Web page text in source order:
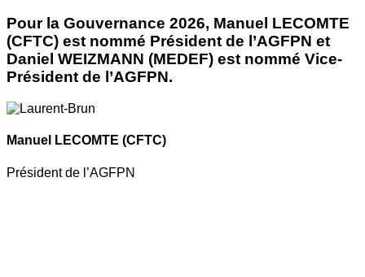
Pour la Gouvernance 2026, Manuel LECOMTE
(CFTC) est nommé Président de l’AGFPN et
Daniel WEIZMANN (MEDEF) est nommé Vice-
Président de l’AGFPN.
Manuel LECOMTE (CFTC)
Président de l’AGFPN